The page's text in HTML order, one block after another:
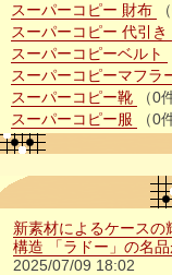
スーパーコピー 財布
スーパーコピー 代引き
スーパーコピーベルト
スーパーコピーマフラ
スーパーコピー靴
（0
スーパーコピー服
（0
新素材によるケース
構造 「ラドー」の名品
2025/07/09 18:02